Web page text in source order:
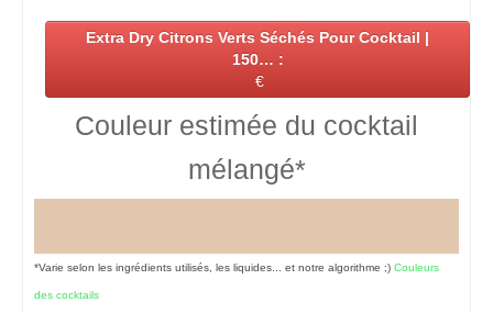
Extra Dry Citrons Verts Séchés Pour Cocktail |
150… :
€
Couleur estimée du cocktail
mélangé*
*Varie selon les ingrédients utilisés, les liquides... et notre algorithme ;) Couleurs
des cocktails